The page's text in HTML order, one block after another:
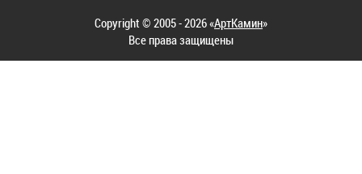
Copyright © 2005 - 2026 «АртКамин»
Все права защищены